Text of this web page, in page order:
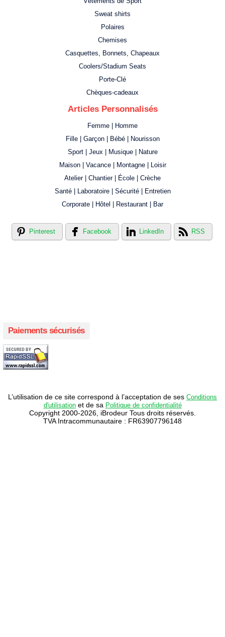
Sweat shirts
Polaires
Chemises
Casquettes, Bonnets, Chapeaux
Coolers/Stadium Seats
Porte-Clé
Chèques-cadeaux
Articles Personnalisés
Femme | Homme
Fille | Garçon | Bébé | Nourisson
Sport | Jeux | Musique | Nature
Maison | Vacance | Montagne | Loisir
Atelier | Chantier | École | Crèche
Santé | Laboratoire | Sécurité | Entretien
Corporate | Hôtel | Restaurant | Bar
Pinterest Facebook LinkedIn RSS
Paiements sécurisés
L’utilisation de ce site correspond à l’acceptation de ses Conditions
d'utilisationet de sa Politique de confidentialité
Copyright 2000-2026, iBrodeur Tous droits réservés.
TVA Intracommunautaire : FR63907796148